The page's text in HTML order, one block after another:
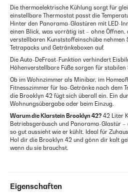
Die thermoelektrische Kühlung sorgt für
einstellbare Thermostat passt die
Hinter den Panorama-Glastüren mit LED-
einen Blick, was vorrätig ist – ohne Öffnen,
verstellbaren Kunststoffeinschübe nehmen
Tetrapacks und Getränkeboxen auf.
Die Auto-DeFrost-Funktion verhindert
Höhenverstellbare Füße sorgen für
Ob im Wohnzimmer als Minibar, im
Fitnesszimmer für Iso-Getränke nach dem
die Brooklyn 42 fügt sich überall ein. Ein
Wohnungsübergabe oder beim Einzug.
Warum die Klarstein Brooklyn 42? 42 Liter
Betriebsgeräusch und Panorama-Glastür
so gut aussieht wie er kühlt. Ideal für
Hol dir die Brooklyn 42 und gönn dir kalt
wenn du sie brauchst.
Eigenschaften